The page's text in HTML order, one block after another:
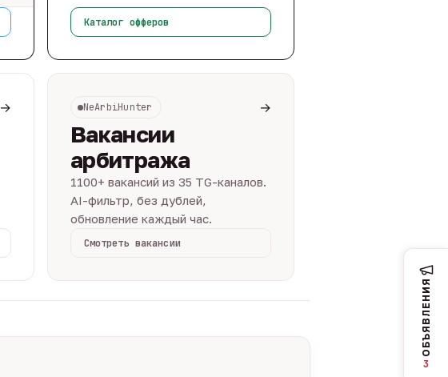
Каталог офферов
→ NeArbiHunter →
Вакансии
арбитража
1100+ вакансий из 35 TG-каналов.
AI-фильтр, без дублей,
обновление каждый час.
Смотреть вакансии
ОБЪЯВЛЕНИЯ
3